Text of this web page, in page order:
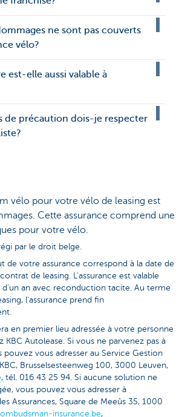
ne sont pas couverts
vélo?
est-elle aussi valable à
de précaution dois-je respecter
vélo pour votre vélo de leasing est
Cette assurance comprend une
pour votre vélo.
par le droit belge.
de votre assurance correspond à la date de
de leasing. L'assurance est valable
d'un an avec reconduction tacite. Au terme
l'assurance prend fin
en premier lieu adressée à votre personne
Autolease. Si vous ne parvenez pas à
pouvez vous adresser au Service Gestion
Brusselsesteenweg 100, 3000 Leuven,
, tél. 016 43 25 94. Si aucune solution ne
vous pouvez vous adresser à
Assurances, Square de Meeûs 35, 1000
insurance.be,